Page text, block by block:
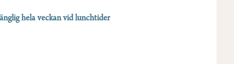
hela veckan vid lunchtider